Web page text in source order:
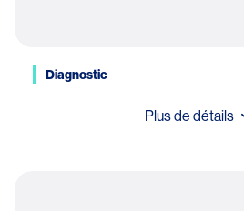
Diagnostic
Plus de détails